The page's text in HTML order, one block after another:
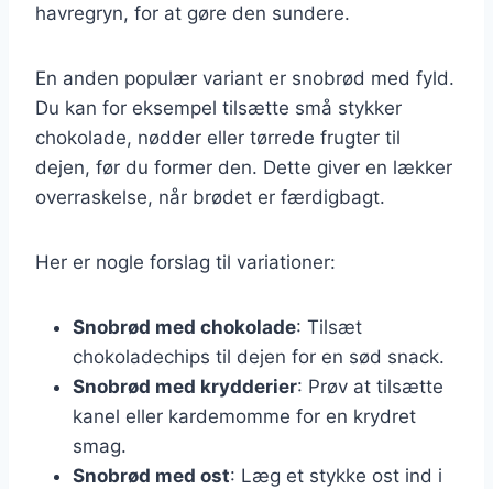
havregryn, for at gøre den sundere.
En anden populær variant er snobrød med fyld.
Du kan for eksempel tilsætte små stykker
chokolade, nødder eller tørrede frugter til
dejen, før du former den. Dette giver en lækker
overraskelse, når brødet er færdigbagt.
Her er nogle forslag til variationer:
Snobrød med chokolade: Tilsæt
chokoladechips til dejen for en sød snack.
Snobrød med krydderier: Prøv at tilsætte
kanel eller kardemomme for en krydret
smag.
Snobrød med ost: Læg et stykke ost ind i